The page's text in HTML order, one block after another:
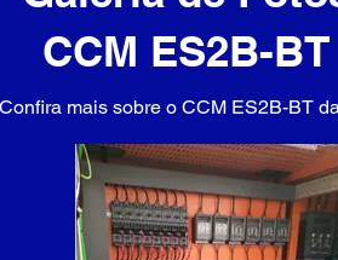
CCM ES2B-BT
Confira mais sobre o CCM ES2B-BT